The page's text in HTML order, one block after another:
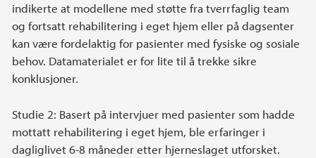
indikerte at modellene med støtte fra tverrfaglig team
og fortsatt rehabilitering i eget hjem eller på dagsenter
kan være fordelaktig for pasienter med fysiske og sosiale
behov. Datamaterialet er for lite til å trekke sikre
konklusjoner.
Studie 2: Basert på intervjuer med pasienter som hadde
mottatt rehabilitering i eget hjem, ble erfaringer i
dagliglivet 6-8 måneder etter hjerneslaget utforsket.